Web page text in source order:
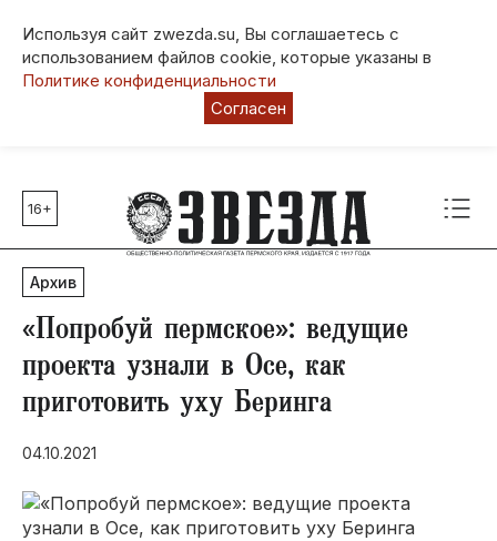
Используя сайт zwezda.su, Вы соглашаетесь с
использованием файлов cookie, которые указаны в
Политике конфиденциальности
Согласен
Главные темы
80 лет Победы
Молодежная столица РФ
СВО
Выборы в Пермском крае
Социальная поддержка
Инфраструктура
Благоустройство
16+
Архив
«Попробуй пермское»: ведущие
проекта узнали в Осе, как
приготовить уху Беринга
04.10.2021